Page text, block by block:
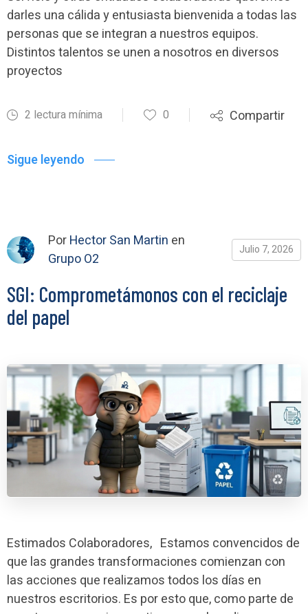
darles una cálida y entusiasta bienvenida a todas las
personas que se integran a nuestros equipos.
Distintos talentos se unen a nosotros en diversos
proyectos
2 lectura mínima 0 Compartir
Sigue leyendo
PorHector San Martin en
Grupo O2
Julio 7, 2026
SGI: Comprometámonos con el reciclaje
del papel
Estimados Colaboradores, Estamos convencidos de
que las grandes transformaciones comienzan con
las acciones que realizamos todos los días en
nuestros escritorios. Es por esto que, como parte de